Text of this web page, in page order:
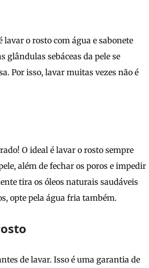
lavar o rosto com água e sabonete
glândulas sebáceas da pele se
Por isso, lavar muitas vezes não é
O ideal é lavar o rosto sempre
além de fechar os poros e impedir
tira os óleos naturais saudáveis
opte pela água fria também.
de lavar. Isso é uma garantia de